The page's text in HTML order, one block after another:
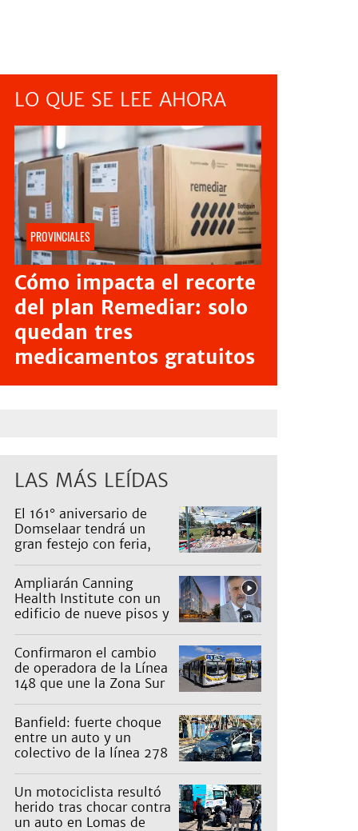
LO QUE SE LEE AHORA
PROVINCIALES
Cómo impacta el recorte
del plan Remediar: solo
quedan tres
medicamentos gratuitos
LAS MÁS LEÍDAS
El 161° aniversario de
Domselaar tendrá un
gran festejo con feria,
propuestas para niños
Ampliarán Canning
Health Institute con un
edificio de nueve pisos y
millones
Confirmaron el cambio
de operadora de la Línea
148 que une la Zona Sur
los recorridos
Banfield: fuerte choque
entre un auto y un
colectivo de la línea 278
Un motociclista resultó
herido tras chocar contra
un auto en Lomas de